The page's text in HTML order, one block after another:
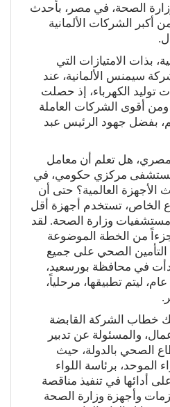
الصحة، في مصر، بأحدث
من أكبر الشركات الألمانية
بذات الامتيازات التي
سيمنس الألمانية، عند
توليد الكهرباء، إذ حصلت
ومن أقوى الشركات العاملة
بفضل جهود الرئيس عبد
هل تعلم أن معامل
مستشفى مركزي حكومي، في
العالمية؟ حتى أن
الخاص، تستخدم أجهزة أقل
وزارة الصحة. لقد
من الخطة الموضوعة
التأمين الصحي على جميع
في محافظة بورسعيد،
ليتم تطبيقها، مرحلياً،
خطاب الشركة القابضة
والمسئولة عن تدبير
الصحي بالدولة، حيث
الموحد، برئاسة اللواء
أدائها في تنفيذ مناقصة
وأجهزة وزارة الصحة